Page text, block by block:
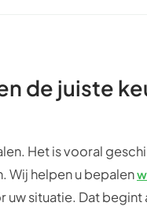
de juiste
Het is vooral
helpen u bepalen
uw situatie. Dat begint